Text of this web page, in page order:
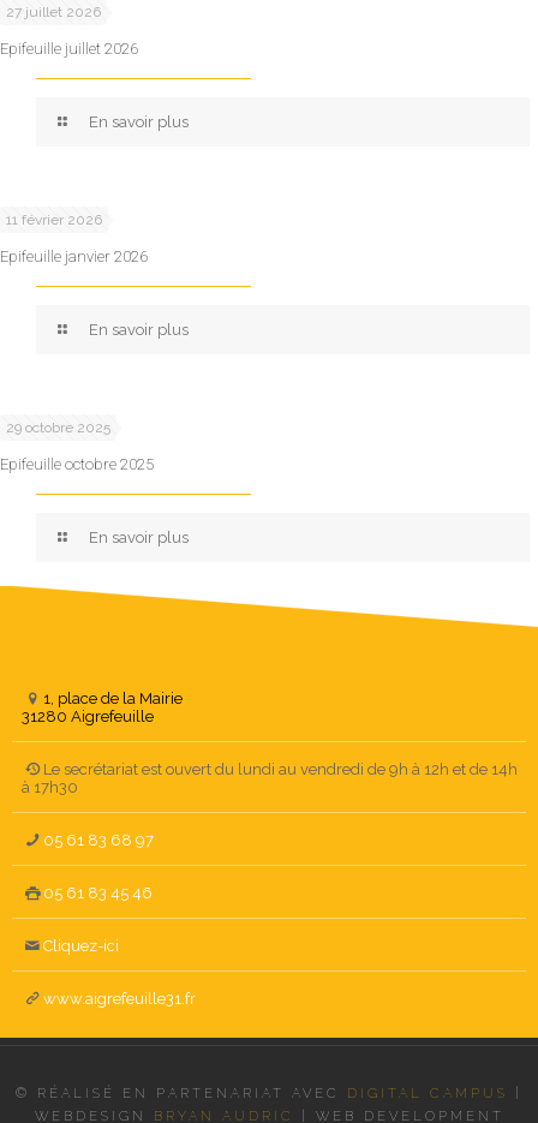
27 juillet 2026
Epifeuille juillet 2026
En savoir plus
11 février 2026
Epifeuille janvier 2026
En savoir plus
29 octobre 2025
Epifeuille octobre 2025
En savoir plus
1, place de la Mairie
31280 Aigrefeuille
Le secrétariat est ouvert du lundi au vendredi de 9h à 12h et de 14h
à 17h30
05 61 83 68 97
05 61 83 45 46
Cliquez-ici
www.aigrefeuille31.fr
© RÉALISÉ EN PARTENARIAT AVEC DIGITAL CAMPUS
WEBDESIGN
BRYAN AUDRIC WEB DEVELOPMENT